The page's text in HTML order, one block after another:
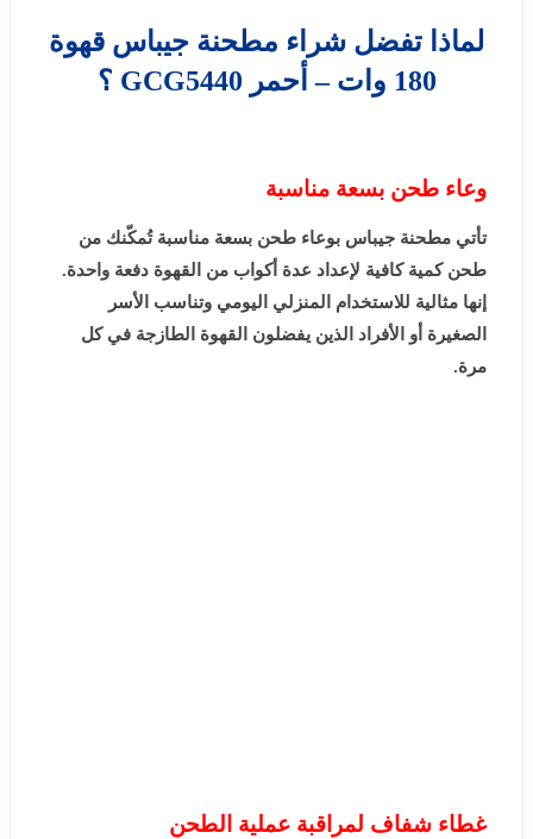
لماذا تفضل شراء مطحنة جيباس قهوة
180 وات – أحمر GCG5440 ؟
وعاء طحن بسعة مناسبة
تأتي مطحنة جيباس بوعاء طحن بسعة مناسبة تُمكّنك من
طحن كمية كافية لإعداد عدة أكواب من القهوة دفعة واحدة.
إنها مثالية للاستخدام المنزلي اليومي وتناسب الأسر
الصغيرة أو الأفراد الذين يفضلون القهوة الطازجة في كل
مرة.
غطاء شفاف لمراقبة عملية الطحن